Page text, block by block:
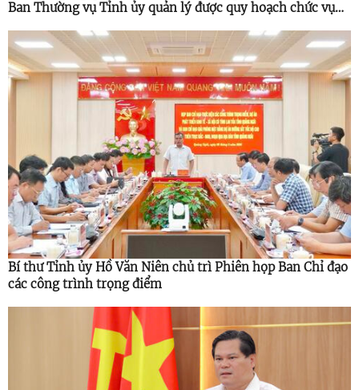
Ban Thường vụ Tỉnh ủy quản lý được quy hoạch chức vụ
Bí thư Tỉnh ủy Hồ Văn Niên chủ trì Phiên họp Ban Chỉ đạo
các công trình trọng điểm